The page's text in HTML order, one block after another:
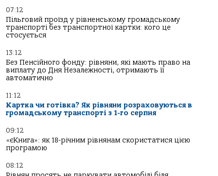
07:12
Пільговий проїзд у рівненському громадському
транспорті без транспортної картки: кого це
стосується
13:12
Без Пенсійного фонду: рівняни, які мають право на
виплату до Дня Незалежності, отримають її
автоматично
11:12
Картка чи готівка? Як рівняни розраховуються в
громадському транспорті з 1-го серпня
09:12
«єКнига»: як 18-річним рівнянам скористатися цією
програмою
08:12